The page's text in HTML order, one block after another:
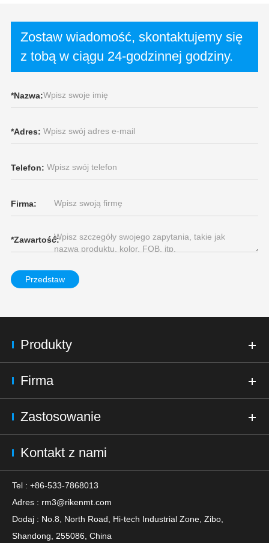
Zostaw wiadomość, skontaktujemy się
z tobą w ciągu 24-godzinnej godziny.
*Nazwa:
*Adres:
Telefon:
Firma:
*Zawartość:
Przedstaw
Produkty
Firma
Zastosowanie
Kontakt z nami
Tel : +86-533-7868013
Adres : rm3@rikenmt.com
Dodaj : No.8, North Road, Hi-tech Industrial Zone, Zibo,
Shandong, 255086, China